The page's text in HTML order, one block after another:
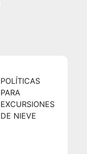
POLÍTICAS
PARA
EXCURSIONES
DE NIEVE